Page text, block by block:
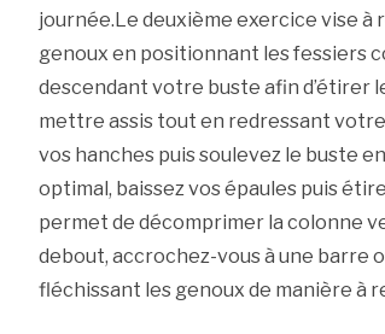
journée.Le deuxième exercice vise
genoux en positionnant les fessiers
descendant votre buste afin d’étirer
mettre assis tout en redressant
vos hanches puis soulevez le buste
optimal, baissez vos épaules puis
permet de décomprimer la colonne
debout, accrochez-vous à une barre
fléchissant les genoux de manière à